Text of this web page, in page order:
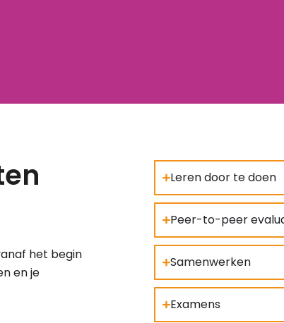
het begin
en je
Leren door te doen
Peer-to-peer
Samenwerken
Examens